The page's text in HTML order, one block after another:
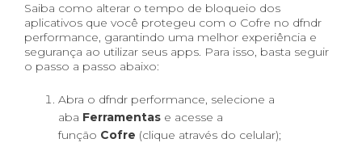
Saiba como alterar o tempo de bloqueio dos
aplicativos que você protegeu com o Cofre no dfndr
performance, garantindo uma melhor experiência e
segurança ao utilizar seus apps. Para isso, basta seguir
o passo a passo abaixo:
Abra o dfndr performance, selecione a
aba Ferramentas e acesse a
função Cofre (clique através do celular);